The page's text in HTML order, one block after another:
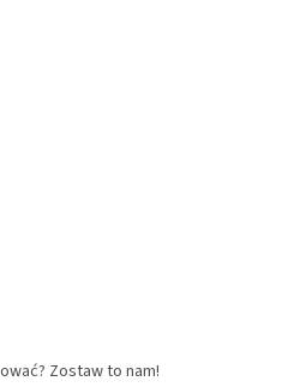
Zostaw to nam!